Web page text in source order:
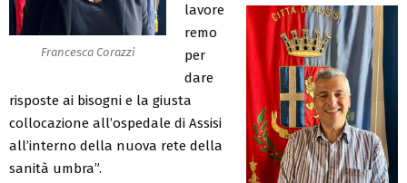
Francesca Corazzi
lavore
remo
per
dare
risposte ai bisogni e la giusta
collocazione all’ospedale di Assisi
all’interno della nuova rete della
sanità umbra”.